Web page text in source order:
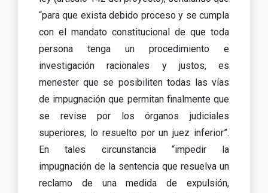
“para que exista debido proceso y se cumpla
con el mandato constitucional de que toda
persona tenga un procedimiento e
investigación racionales y justos, es
menester que se posibiliten todas las vías
de impugnación que permitan finalmente que
se revise por los órganos judiciales
superiores, lo resuelto por un juez inferior”.
En tales circunstancia “impedir la
impugnación de la sentencia que resuelva un
reclamo de una medida de expulsión,